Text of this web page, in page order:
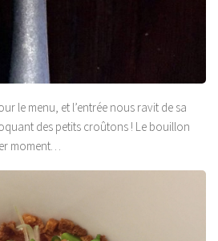
le menu, et l’entrée nous ravit de sa
des petits croûtons ! Le bouillon
moment…